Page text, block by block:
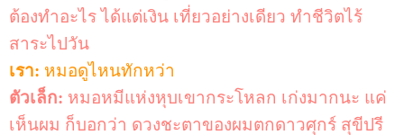
ต้องทำอะไรได้แต่เงิน เที่ยวอย่างเดียว ทำชีวิตไร้
สาระไปวัน
เรา: หมอดูไหนทักหว่า
ตัวเล็ก: หมอหมีแห่งหุบเขากระโหลก เก่งมากนะ แค่
เห็นผม ก็บอกว่า ดวงชะตาของผมตกดาวศุกร์ สุขีปรี